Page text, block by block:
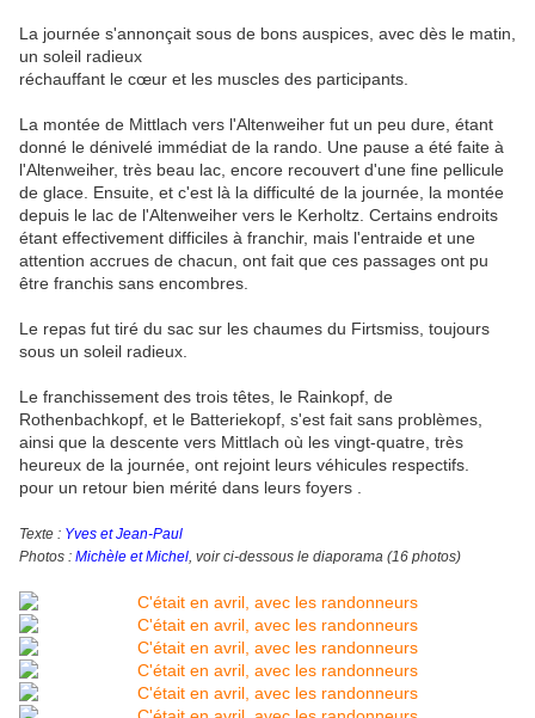
La journée s'annonçait sous de bons auspices, avec dès le matin,
un soleil radieux
réchauffant le cœur et les muscles des participants.
La montée de Mittlach vers l'Altenweiher fut un peu dure, étant
donné le dénivelé immédiat de la rando. Une pause a été faite à
l'Altenweiher, très beau lac, encore recouvert d'une fine pellicule
de glace. Ensuite, et c'est là la difficulté de la journée, la montée
depuis le lac de l'Altenweiher vers le Kerholtz. Certains endroits
étant effectivement difficiles à franchir, mais l'entraide et une
attention accrues de chacun, ont fait que ces passages ont pu
être franchis sans encombres.
Le repas fut tiré du sac sur les chaumes du Firtsmiss, toujours
sous un soleil radieux.
Le franchissement des trois têtes, le Rainkopf, de
Rothenbachkopf, et le Batteriekopf, s'est fait sans problèmes,
ainsi que la descente vers Mittlach où les vingt-quatre, très
heureux de la journée, ont rejoint leurs véhicules respectifs.
pour un retour bien mérité dans leurs foyers .
Texte :
Photos : Michèle et Michel, voir ci-dessous le diaporama (16 photos)